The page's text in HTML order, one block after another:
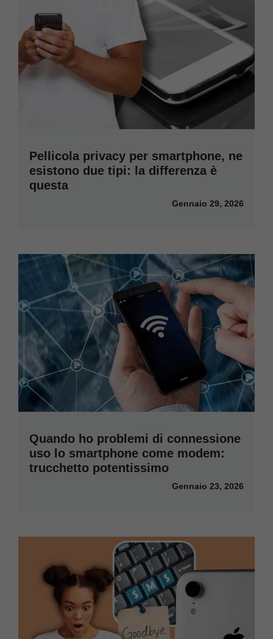
Pellicola privacy per smartphone, ne
esistono due tipi: la differenza è
questa
Gennaio 29, 2026
Quando ho problemi di connessione
uso lo smartphone come modem:
trucchetto potentissimo
Gennaio 23, 2026